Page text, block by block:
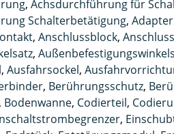
,Achsdurchführung für
Schalterbetätigung,
,Anschlussblock,
,
,Ausfahrsockel,
, Berührungsschutz,
, Bodenwanne, Codierteil,
,